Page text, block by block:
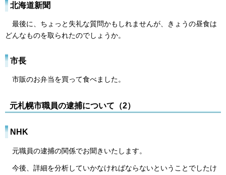
北海道新聞
最後に、ちょっと失礼な質問かもしれませんが、きょうの昼食は
どんなものを取られたのでしょうか。
市長
市販のお弁当を買って食べました。
元札幌市職員の逮捕について（2）
NHK
元職員の逮捕の関係でお聞きいたします。
今後、詳細を分析していかなければならないということでしたけ